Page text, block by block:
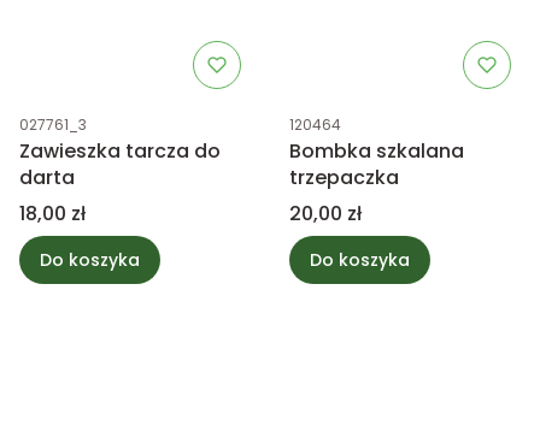
Kod produktu
027761_3
Zawieszka tarcza do
darta
Cena
18,00 zł
Do koszyka
Kod produktu
120464
Bombka szkalana
trzepaczka
Cena
20,00 zł
Do koszyka